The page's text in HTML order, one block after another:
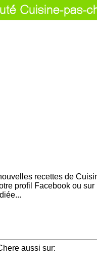
recettes de
profil Facebook ou sur
aussi sur: